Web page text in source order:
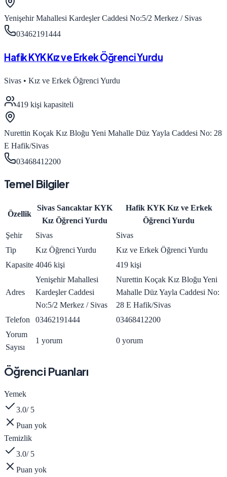
Yenişehir Mahallesi Kardeşler Caddesi No:5/2 Merkez / Sivas
03462191444
Hafik KYK Kız ve Erkek Öğrenci Yurdu
Sivas • Kız ve Erkek Öğrenci Yurdu
419 kişi kapasiteli
Nurettin Koçak Kız Bloğu Yeni Mahalle Düz Yayla Caddesi No: 28
E Hafik/Sivas
03468412200
Temel Bilgiler
Özellik
Sivas Sancaktar KYK
Kız Öğrenci Yurdu
Hafik KYK Kız ve Erkek
Öğrenci Yurdu
Şehir
Sivas
Sivas
Tip
Kız Öğrenci Yurdu
Kız ve Erkek Öğrenci Yurdu
Kapasite 4046 kişi 419 kişi
Adres
Yenişehir Mahallesi
Kardeşler Caddesi
No:5/2 Merkez / Sivas
Nurettin Koçak Kız Bloğu Yeni
Mahalle Düz Yayla Caddesi No:
28 E Hafik/Sivas
Telefon
03462191444
03468412200
Yorum
Sayısı
1 yorum 0 yorum
Öğrenci Puanları
Yemek
3.0/ 5
Puan yok
Temizlik
3.0/ 5
Puan yok